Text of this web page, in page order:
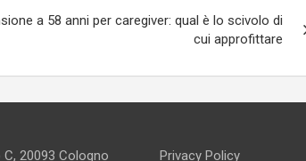
a 58 anni per caregiver: qual è lo scivolo di
cui approfittare
20093 Cologno Privacy Policy